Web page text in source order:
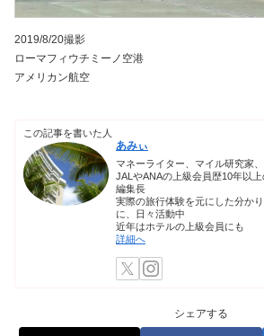
2019/8/20撮影
ローマフィウチミーノ空港
アメリカン航空
この記事を書いた人
あみぃ
マネーライター、マイル研究家
JALやANAの上級会員歴10年以
編集長
実際の旅行体験を元にした分か
に、日々活動中
近年はホテルの上級会員にも
詳細へ
シェアする